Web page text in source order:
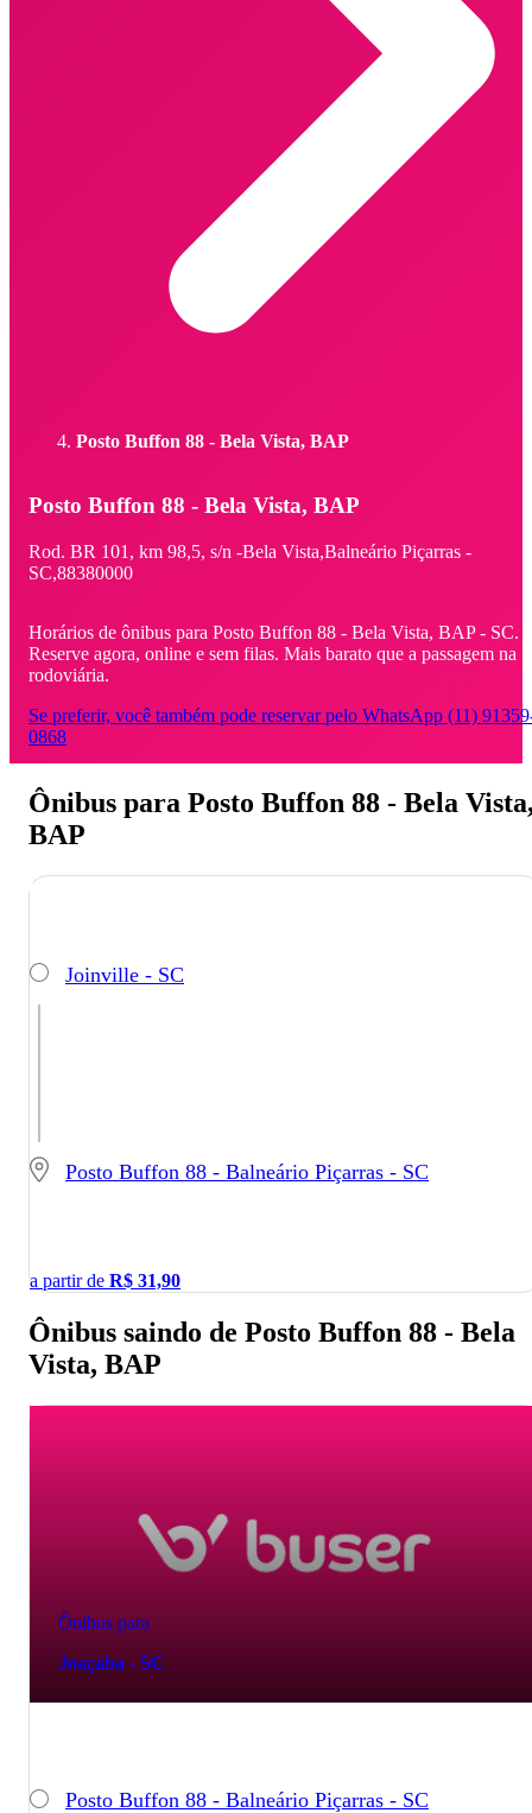
Posto Buffon 88 - Bela Vista, BAP
Posto Buffon 88 - Bela Vista, BAP
Rod. BR 101, km 98,5, s/n -Bela Vista,Balneário Piçarras -
SC,88380000
Horários de ônibus para Posto Buffon 88 - Bela Vista, BAP - SC.
Reserve agora, online e sem filas. Mais barato que a passagem na
rodoviária.
Se preferir, você também pode reservar pelo WhatsApp (11)
0868
Ônibus para Posto Buffon 88 - Bela
BAP
Joinville - SC
Posto Buffon 88 - Balneário Piçarras - SC
a partir de R$ 31,90
Ônibus saindo de Posto Buffon 88 - Bela
Vista, BAP
Ônibus para
Joaçaba - SC
Posto Buffon 88 - Balneário Piçarras - SC